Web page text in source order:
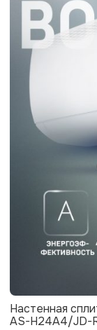
Настенная
AS-H24A4/JD-